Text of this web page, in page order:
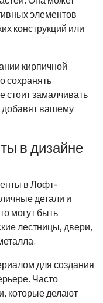
элементов
конструкций или
кирпичной
сохранять
стоит замалчивать
добавят вашему
в дизайне
в Лофт-
детали и
могут быть
лестницы, двери,
для создания
Часто
которые делают